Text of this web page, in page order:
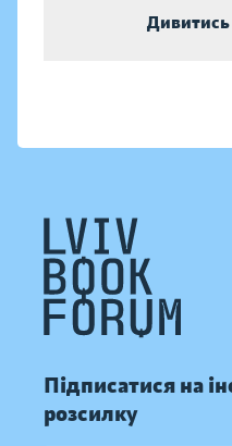
Дивитись
Підписатися на
розсилку